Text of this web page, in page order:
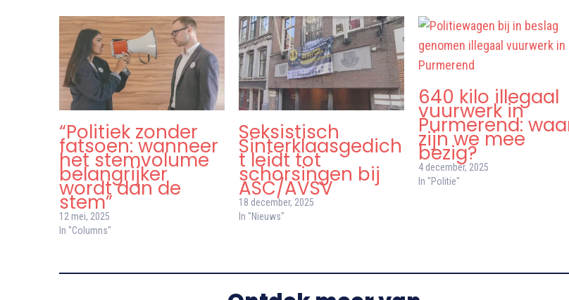
“Politiek zonder
fatsoen: wanneer
het stemvolume
belangrijker
wordt dan de
stem”
12 mei, 2025
In "Columns"
Seksistisch
Sinterklaasgedich
t leidt tot
schorsingen bij
ASC/AVSV
18 december, 2025
In "Nieuws"
640 kilo illegaal
vuurwerk in
Purmerend:
zijn we mee
bezig?
4 december, 2025
In "Politie"